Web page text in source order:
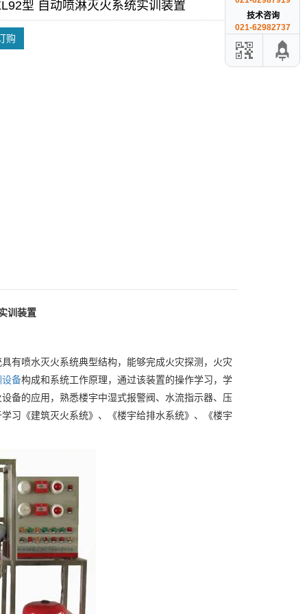
型 自动喷淋灭火系统实训装置
购
训装置
有喷水灭火系统典型结构，能够完成火灾探测，火灾
备构成和系统工作原理，通过该装置的操作学习，学
备的应用，熟悉楼宇中湿式报警阀、水流指示器、压
习《建筑灭火系统》、《楼宇给排水系统》、《楼宇
技术咨询
021-62982737